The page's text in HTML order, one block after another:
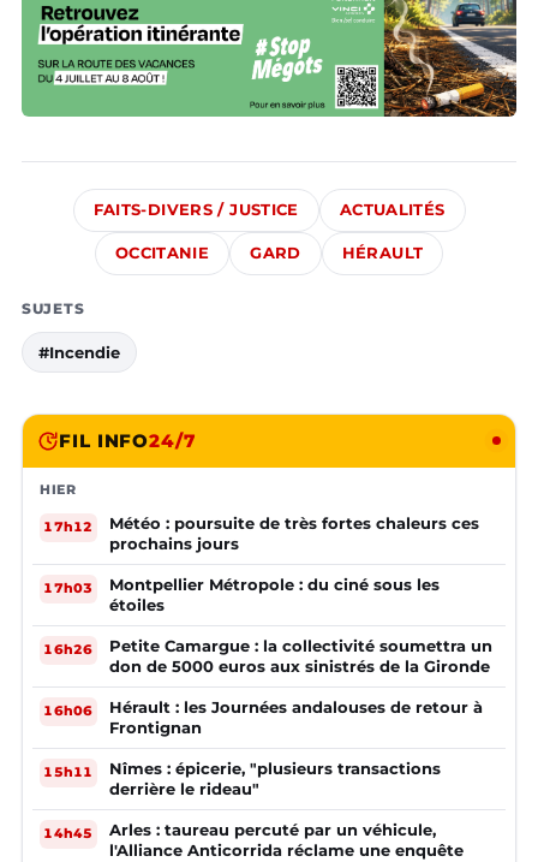
FAITS-DIVERS / JUSTICE ACTUALITÉS
OCCITANIE GARD HÉRAULT
SUJETS
#Incendie
FIL INFO24/7
HIER
17h12
Météo : poursuite de très fortes chaleurs ces
prochains jours
17h03
Montpellier Métropole : du ciné sous les
étoiles
16h26
Petite Camargue : la collectivité soumettra un
don de 5000 euros aux sinistrés de la Gironde
16h06
Hérault : les Journées andalouses de retour à
Frontignan
15h11
Nîmes : épicerie, "plusieurs transactions
derrière le rideau"
14h45
Arles : taureau percuté par un véhicule,
l'Alliance Anticorrida réclame une enquête